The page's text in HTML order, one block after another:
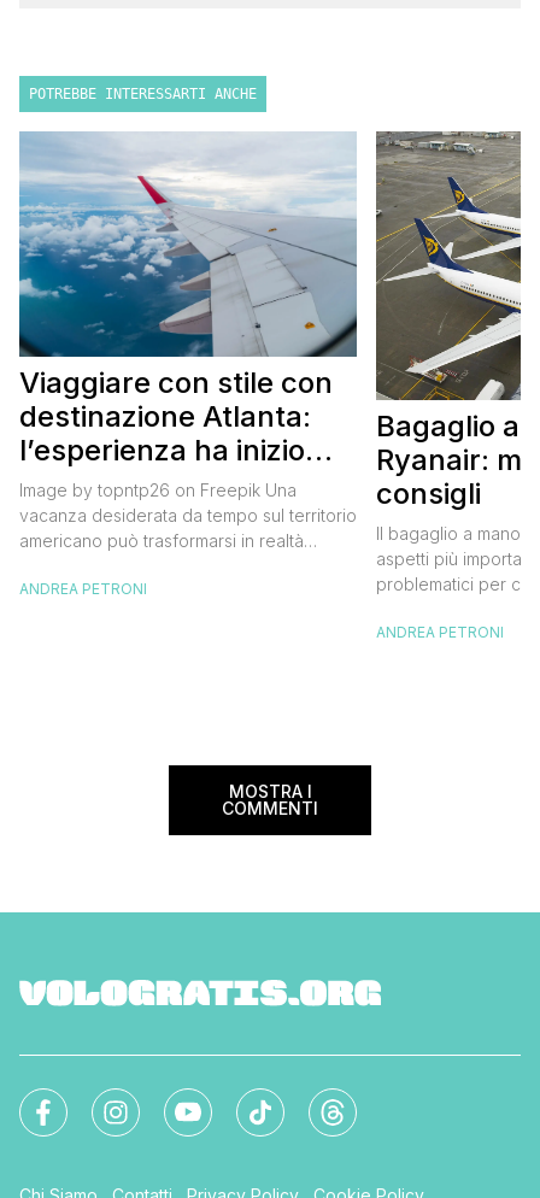
POTREBBE INTERESSARTI ANCHE
Viaggiare con stile con
destinazione Atlanta:
l’esperienza ha inizio
con un volo Air France
Image by topntp26 on Freepik Una
vacanza desiderata da tempo sul territorio
americano può trasformarsi in realtà
France. Tale realtà, fondata nel 1933, ha
ANDREA PETRONI
Bagaglio a
Ryanair:
consigli
Il bagaglio a mano
aspetti più
problematici per chi
bagaglio cambiano
ANDREA PETRONI
MOSTRA I
COMMENTI